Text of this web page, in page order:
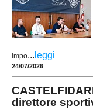
impo... leggi
24/07/2026
direttore